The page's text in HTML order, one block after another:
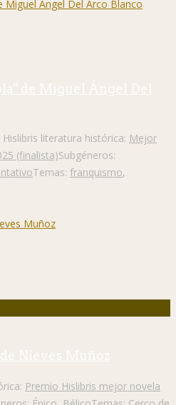
de Miguel Ángel Del
Hislibris literatura histórica: Mejor
(finalista)Subgéneros:
Temas: franquismo,
Nieves Muñoz
Premio Hislibris mejor novela